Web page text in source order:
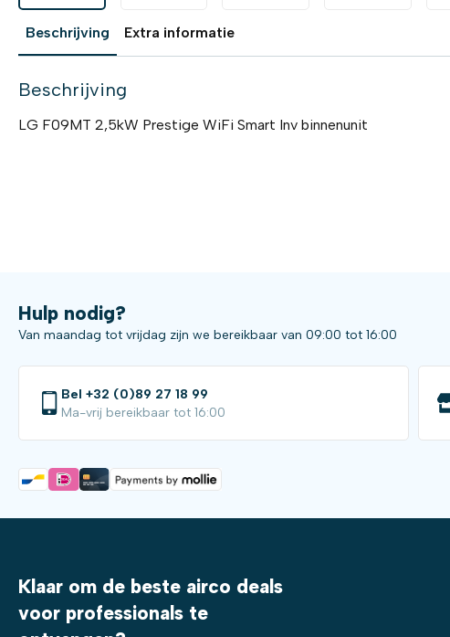
Beschrijving Extra informatie
Beschrijving
LG F09MT 2,5kW Prestige WiFi Smart Inv binnenunit
Hulp nodig?
Van maandag tot vrijdag zijn we bereikbaar van 09:00 tot 16:00
Bel +32 (0)89 27 18 99
Ma-vrij bereikbaar tot 16:00
Klaar om de beste airco deals
voor professionals te